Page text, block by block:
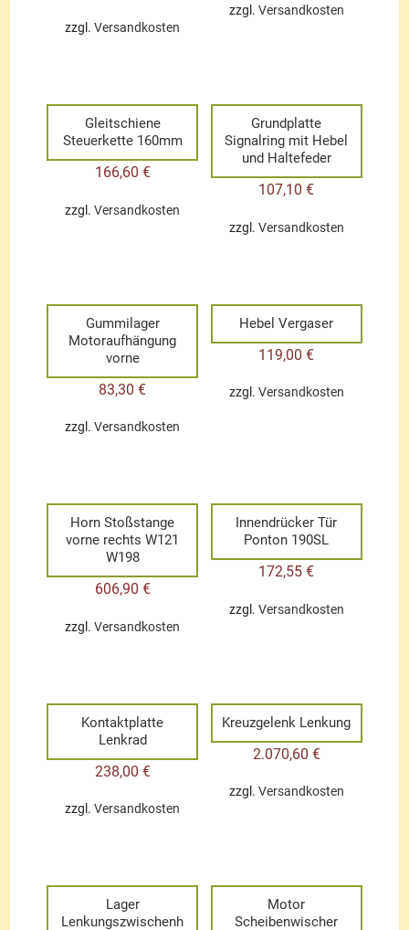
zzgl.Versandkosten
zzgl. Versandkosten
Gleitschiene
Steuerkette 160mm
166,60 €
zzgl.Versandkosten
Grundplatte
Signalring mit Hebel
und Haltefeder
107,10€
zzgl. Versandkosten
Gummilager
Motoraufhängung
vorne
83,30€
zzgl.Versandkosten
Hebel Vergaser
119,00€
zzgl. Versandkosten
Horn Stoßstange
vorne rechts W121
W198
606,90 €
zzgl.Versandkosten
Innendrücker Tür
Ponton 190SL
172,55€
zzgl. Versandkosten
Kontaktplatte
Lenkrad
238,00 €
zzgl.Versandkosten
Kreuzgelenk Lenkung
2.070,60 €
zzgl. Versandkosten
Lager
Lenkungszwischenh
Motor
Scheibenwischer